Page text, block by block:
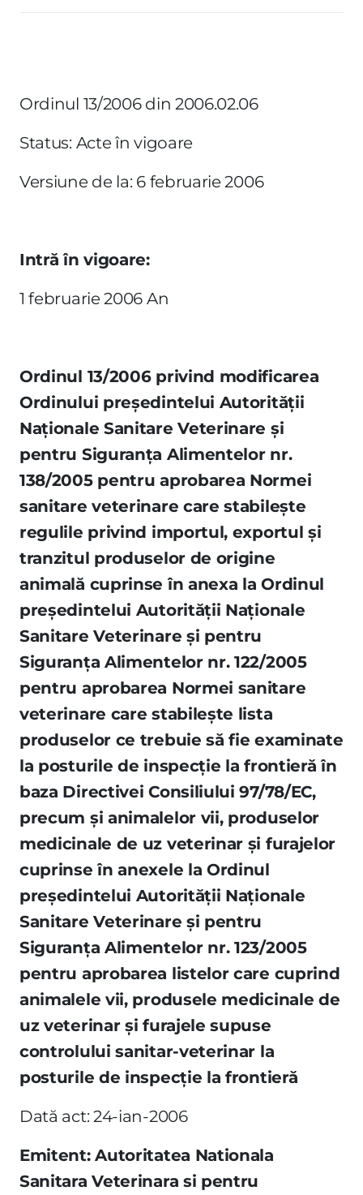
Ordinul 13/2006 din 2006.02.06
Status: Acte în vigoare
Versiune de la: 6 februarie 2006
Intră în vigoare:
1 februarie 2006 An
Ordinul 13/2006 privind modificarea
Ordinului preşedintelui Autorităţii
Naţionale Sanitare Veterinare şi
pentru Siguranţa Alimentelor nr.
138/2005 pentru aprobarea Normei
sanitare veterinare care stabileşte
regulile privind importul, exportul şi
tranzitul produselor de origine
animală cuprinse în anexa la Ordinul
preşedintelui Autorităţii Naţionale
Sanitare Veterinare şi pentru
Siguranţa Alimentelor nr. 122/2005
pentru aprobarea Normei sanitare
veterinare care stabileşte lista
produselor ce trebuie să fie examinate
la posturile de inspecţie la frontieră în
baza Directivei Consiliului 97/78/EC,
precum şi animalelor vii, produselor
medicinale de uz veterinar şi furajelor
cuprinse în anexele la Ordinul
preşedintelui Autorităţii Naţionale
Sanitare Veterinare şi pentru
Siguranţa Alimentelor nr. 123/2005
pentru aprobarea listelor care cuprind
animalele vii, produsele medicinale de
uz veterinar şi furajele supuse
controlului sanitar-veterinar la
posturile de inspecţie la frontieră
Dată act: 24-ian-2006
Emitent: Autoritatea Nationala
Sanitara Veterinara si pentru